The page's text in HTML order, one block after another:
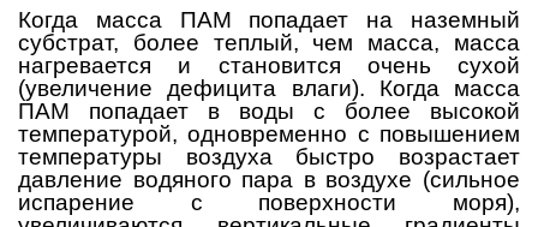
Когда масса ПАМ попадает на наземный
субстрат, более теплый, чем масса, масса
нагревается и становится очень сухой
(увеличение дефицита влаги). Когда масса
ПАМ попадает в воды с более высокой
температурой, одновременно с повышением
температуры воздуха быстро возрастает
давление водяного пара в воздухе (сильное
испарение с поверхности моря),